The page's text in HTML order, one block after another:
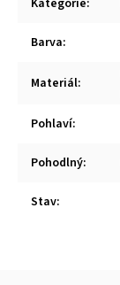
Kategorie:
Barva:
Materiál:
Pohlaví:
Pohodlný:
Stav: